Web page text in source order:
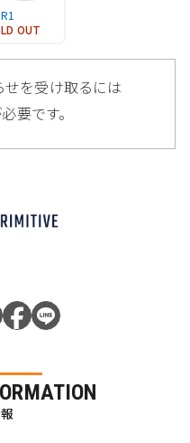
OUT
を受け取るには
要です。